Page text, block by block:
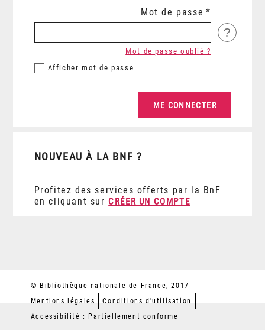
Mot de passe
?
Afficher mot de passe
Mot de passe oublié ?
NOUVEAU À LA BNF ?
Profitez des services offerts par la BnF
en cliquant sur CRÉER UN COMPTE
© Bibliothèque nationale de France, 2017
Mentions légales
Conditions d'utilisation
Accessibilité : Partiellement conforme